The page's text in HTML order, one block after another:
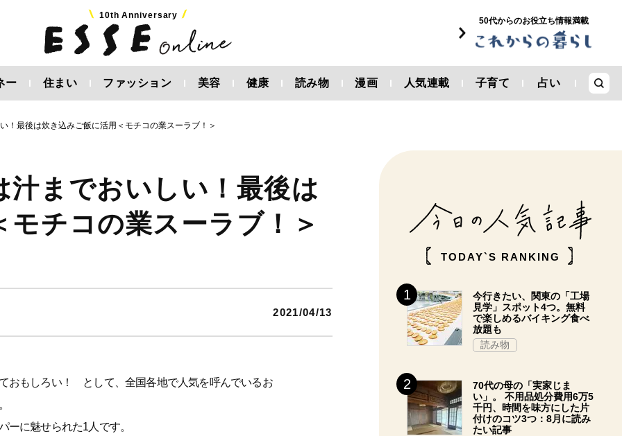
10th Anniversary
50代からのお役立ち情報満載
ー 住まい ファッション 美容 健康 読み物 漫画 人気連載 子育て 占い
！最後は炊き込みご飯に活用＜モチコの業スーラブ！＞
汁までおいしい！最後は
チコの業スーラブ！＞
2021/04/13
おもしろい！ として、全国各地で人気を呼んでいるお
ーに魅せられた1人です。
TODAY`S RANKING
今行きたい、関東の「工場
見学」スポット4つ。無料
で楽しめるバイキング食べ
放題も
読み物
70代の母の「実家じま
い」。 不用品処分費用6万5
千円、時間を味方にした片
付けのコツ3つ：8月に読み
たい記事